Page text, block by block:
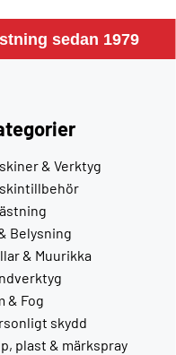
sedan 1979
& Verktyg
Belysning
& Muurikka
& Fog
skydd
plast & märkspray